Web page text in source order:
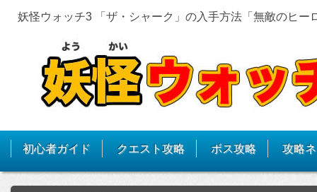
妖怪ウォッチ3 「ザ・シャーク」の入手方法「無敵のヒ
初心者ガイド クエスト攻略 ボス攻略 攻略